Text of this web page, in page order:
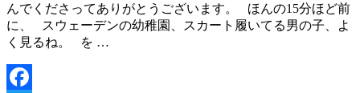
んでくださってありがとうございます。 ほんの15分ほど前
に、 スウェーデンの幼稚園、スカート履いてる男の子、よ
く見るね。 を …